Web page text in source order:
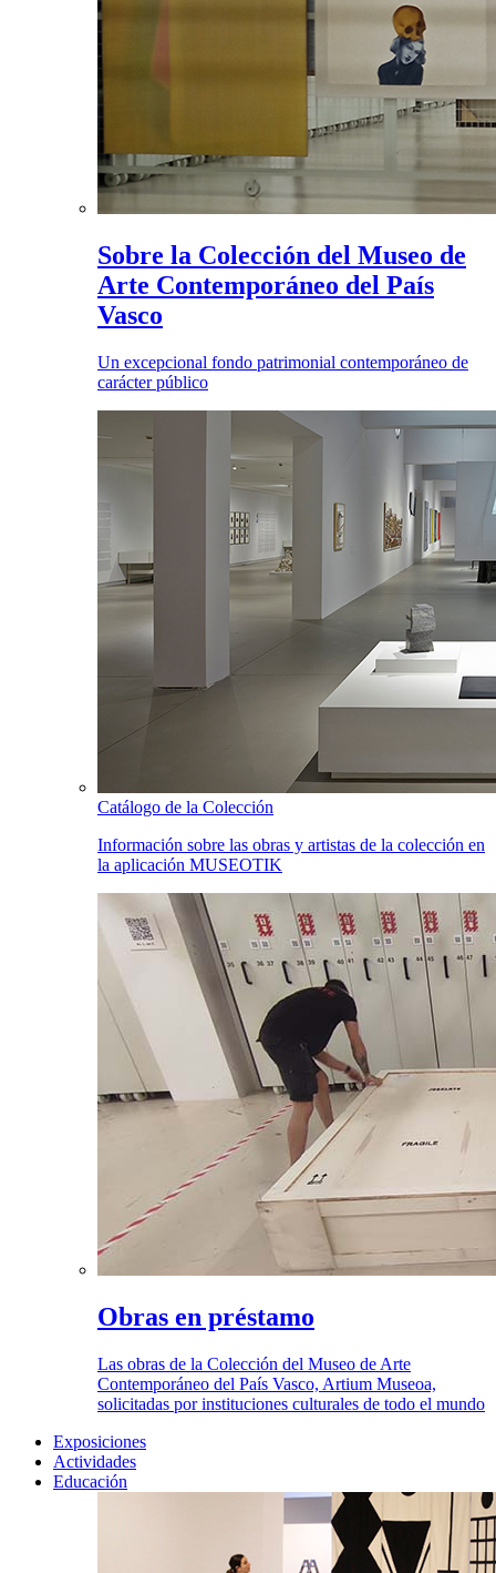
Sobre la Colección del Museo de
Arte Contemporáneo del País
Vasco
Un excepcional fondo patrimonial contemporáneo de
carácter público
Catálogo de la Colección
Información sobre las obras y artistas de la colección en
la aplicación MUSEOTIK
Obras en préstamo
Las obras de la Colección del Museo de Arte
Contemporáneo del País Vasco, Artium Museoa,
solicitadas por instituciones culturales de todo el mundo
Exposiciones
Actividades
Educación